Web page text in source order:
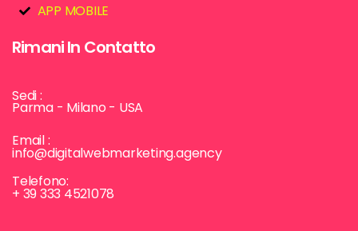
APP MOBILE
Rimani In Contatto
Sedi :
Parma - Milano - USA
Email :
info@digitalwebmarketing.agency
Telefono:
+ 39 333 4521078